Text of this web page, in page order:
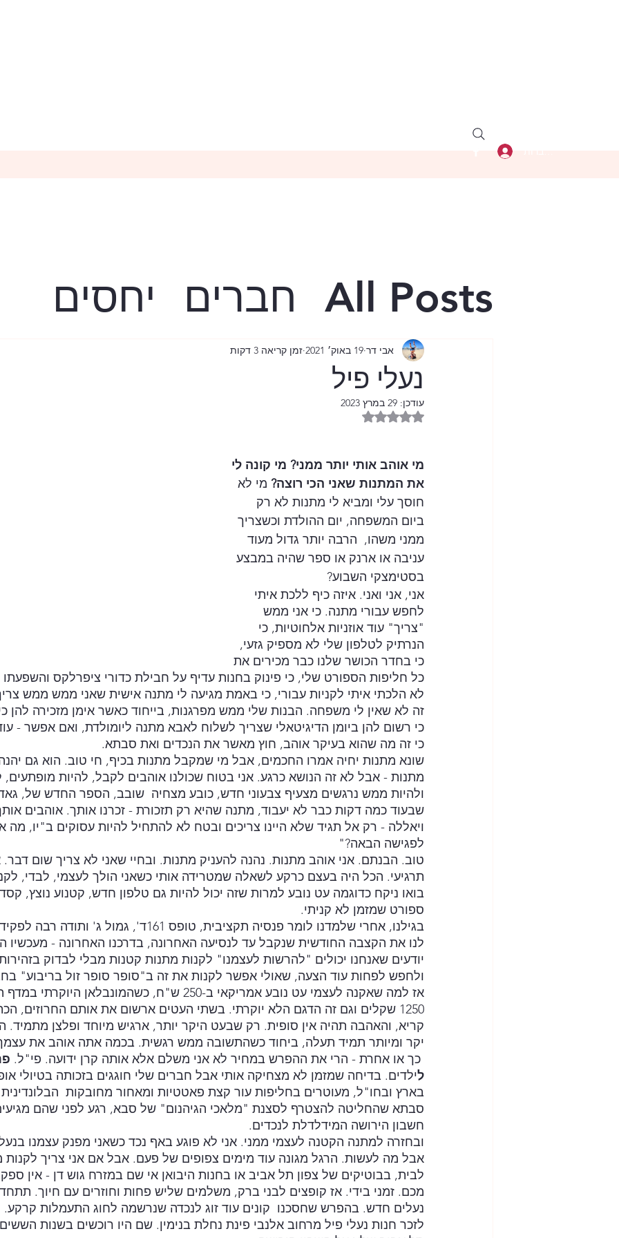
All Posts חברים
יחסים
בית היפשר בית רובינוביץ
הגיל השלישי
ציונות נטו שווי משקל
מול מסך המכ"ם
נעלי פיל
אבי דר 19 באוק׳ 2021 זמן קריאה 3 דקות
עודכן: 29 במרץ 2023
דירוג של NaN מתוך 5 כוכבים
מי אוהב אותי יותר ממני? מי קונה לי
את המתנות שאני הכי רוצה? מי לא
חוסך עלי ומביא לי מתנות לא רק
ביום המשפחה, יום ההולדת וכשצריך
ממני משהו,  הרבה יותר גדול מעוד
עניבה או ארנק או ספר שהיה במבצע
בסטימצקי השבוע?
אני, אני ואני. איזה כיף ללכת איתי
לחפש עבורי מתנה. כי אני ממש
"צריך" עוד אוזניות אלחוטיות, כי
הנרתיק לטלפון שלי לא מספיק גזעי,
כי בחדר הכושר שלנו כבר מכירים את
כל חליפות הספורט שלי, כי פינוק בחנות עדיף על חבילת כדורי ציפרלקס והשפעתו
לא הלכתי איתי לקניות עבורי, כי באמת מגיעה לי מתנה אישית שאני ממש ממש
זה לא שאין לי משפחה. הבנות שלי ממש מפרגנות, בייחוד כאשר אימן מזכירה להן
כי רשום להן ביומן הדיגיטאלי שצריך לשלוח לאבא מתנה ליומולדת, ואם אפשר -
כי זה מה שהוא בעיקר אוהב, חוץ מאשר את הנכדים ואת סבתא.
שונא מתנות יחיה אמרו החכמים, אבל מי שמקבל מתנות בכיף, חי טוב. הוא גם
מתנות - אבל לא זה הנושא כרגע. אני בטוח שכולנו אוהבים לקבל, להיות מופתעים,
ולהיות ממש נרגשים מצעיף צבעוני חדש, כובע מצחיה  שובב, הספר החדש של,
שבעוד כמה דקות כבר לא יעבוד, מתנה שהיא רק תזכורת - זכרנו אותך. אוהבים
ויאללה - רק אל תגיד שלא היינו צריכים ובטח לא להתחיל להיות עסוקים ב"יו, מה
לפגישה הבאה?"
טוב. הבנתם. אני אוהב מתנות. נהנה להעניק מתנות. ובחיי שאני לא צריך שום
תרגיעי. הכל היה בעצם כרקע לשאלה שמטרידה אותי כשאני הולך לעצמי, לבדי,
בואו ניקח כדוגמה עט נובע למרות שזה יכול להיות גם טלפון חדש, קטנוע נוצץ,
ספורט שמזמן לא קניתי.
בגילנו, אחרי שלמדנו לומר פנסיה תקציבית, טופס 161ד',
לנו את הקצבה החודשית שנקבל עד לנסיעה האחרונה, בדרכנו האחרונה - מעכשיו
יודעים שאנחנו יכולים "להרשות לעצמנו" לקנות מתנות קטנות מבלי לבדוק
ולחפש לפחות עוד הצעה, שאולי אפשר לקנות את זה ב"סופר סופר זול בריבוע"
אז למה שאקנה לעצמי עט נובע אמריקאי ב-250 ש"ח, כשהמונבלאן
1250 שקלים וגם זה הדגם הלא יוקרתי. בשתי העטים ארשום את אותם החרוזים,
קריא, והאהבה תהיה אין סופית. רק שבעט היקר יותר, ארגיש מיוחד ופלצן
יקר ומיותר תמיד תעלה, ביחוד כשהתשובה ממש רגשית. בכמה אתה אוהב את
פ
לילדים. בדיחה שמזמן לא מצחיקה אותי אבל חברים שלי חוגגים בזכותה בטיולי
בארץ ובחו"ל, מעוטרים בחליפות עור קצת פאטטיות ומאחור מחובקות
סבתא שהחליטה להצטרף לסצנת "מלאכי הגיהנום" של סבא, רגע לפני שהם
חשבון הירושה המידלדלת לנכדים.
ובחזרה למתנה הקטנה לעצמי ממני. אני לא פוגע באף נכד כשאני מפנק עצמנו
אבל מה לעשות. הרגל מגונה עוד מימים צפופים של פעם. אבל אם אני צריך
לבית, בבוטיקים של צפון תל אביב או בחנות היבואן אי שם במזרח גוש דן - אין
מכם. זמני בידי. אז קופצים לבני ברק, משלמים שליש פחות וחוזרים עם חיוך.
נעלים חדש. בהפרש שחסכנו  קונים עוד זוג לנכדה שנרשמה לחוג התעמלות קרקע.
לזכר חנות נעלי פיל מרחוב אלנבי פינת נחלת בנימין. שם היו רוכשים בשנות